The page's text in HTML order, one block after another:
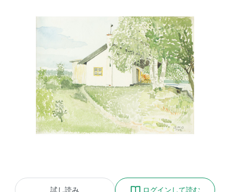
試し読み
ログインして読む